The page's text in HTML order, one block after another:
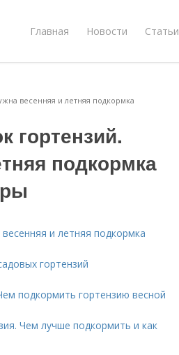
Главная Новости Статьи
весенняя и летняя подкормка
гортензий.
подкормка
и летняя подкормка
гортензий
подкормить гортензию весной
Чем лучше подкормить и как